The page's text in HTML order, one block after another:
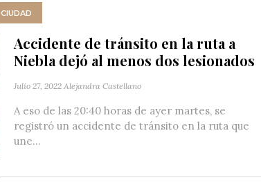
CIUDAD
Accidente de tránsito en la ruta a
Niebla dejó al menos dos lesionados
Julio 27, 2022 Alejandra Castellano
A eso de las 20:40 horas de ayer martes, se
registró un accidente de tránsito en la ruta que
une...